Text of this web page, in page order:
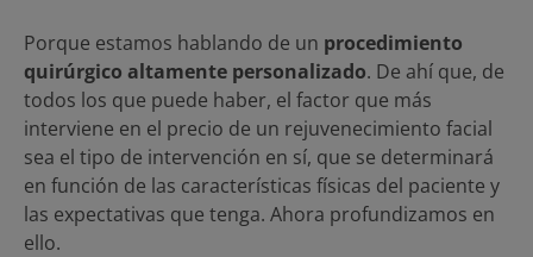
Porque estamos hablando de un procedimiento
quirúrgico altamente personalizado. De ahí que, de
todos los que puede haber, el factor que más
interviene en el precio de un rejuvenecimiento facial
sea el tipo de intervención en sí, que se determinará
en función de las características físicas del paciente y
las expectativas que tenga. Ahora profundizamos en
ello.